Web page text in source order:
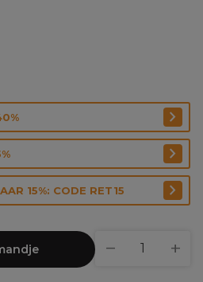
15%: CODE RET15